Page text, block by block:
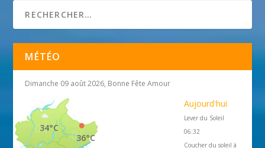
MÉTÉO
Dimanche 09 août 2026, Bonne Fête Amour
36°C
34°C
Aujourd'hui
Lever du Soleil
06:32
Coucher du soleil à